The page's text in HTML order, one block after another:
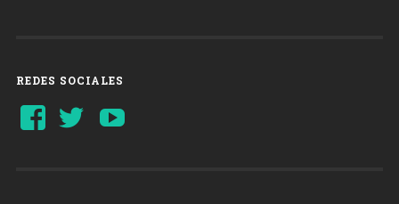
REDES SOCIALES
Ver
perfil
Ver
perfil